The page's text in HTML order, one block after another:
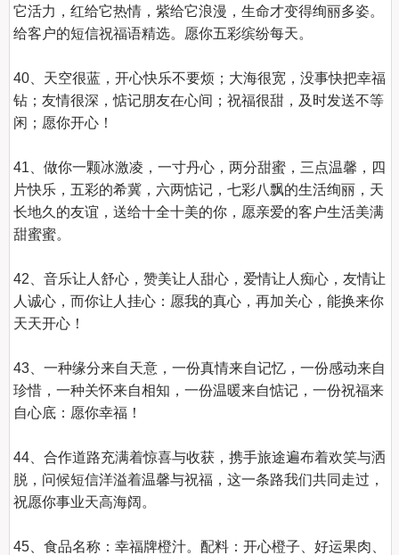
它活力，红给它热情，紫给它浪漫，生命才变得绚丽多姿。
给客户的短信祝福语精选。愿你五彩缤纷每天。
40、天空很蓝，开心快乐不要烦；大海很宽，没事快把幸福
钻；友情很深，惦记朋友在心间；祝福很甜，及时发送不等
闲；愿你开心！
41、做你一颗冰激凌，一寸丹心，两分甜蜜，三点温馨，四
片快乐，五彩的希冀，六两惦记，七彩八飘的生活绚丽，天
长地久的友谊，送给十全十美的你，愿亲爱的客户生活美满
甜蜜蜜。
42、音乐让人舒心，赞美让人甜心，爱情让人痴心，友情让
人诚心，而你让人挂心：愿我的真心，再加关心，能换来你
天天开心！
43、一种缘分来自天意，一份真情来自记忆，一份感动来自
珍惜，一种关怀来自相知，一份温暖来自惦记，一份祝福来
自心底：愿你幸福！
44、合作道路充满着惊喜与收获，携手旅途遍布着欢笑与洒
脱，问候短信洋溢着温馨与祝福，这一条路我们共同走过，
祝愿你事业天高海阔。
45、食品名称：幸福牌橙汁。配料：开心橙子、好运果肉、